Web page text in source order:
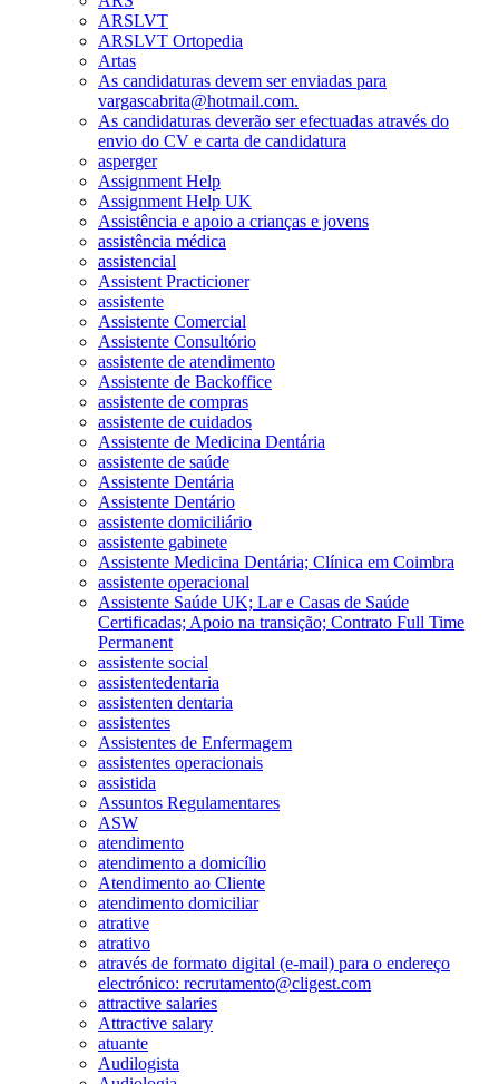
ARSLVT
ARSLVT Ortopedia
Artas
As candidaturas devem ser enviadas para
vargascabrita@hotmail.com.
As candidaturas deverão ser efectuadas através do
envio do CV e carta de candidatura
asperger
Assignment Help
Assignment Help UK
Assistência e apoio a crianças e jovens
assistência médica
assistencial
Assistent Practicioner
assistente
Assistente Comercial
Assistente Consultório
assistente de atendimento
Assistente de Backoffice
assistente de compras
assistente de cuidados
Assistente de Medicina Dentária
assistente de saúde
Assistente Dentária
Assistente Dentário
assistente domiciliário
assistente gabinete
Assistente Medicina Dentária; Clínica em Coimbra
assistente operacional
Assistente Saúde UK; Lar e Casas de Saúde
Certificadas; Apoio na transição; Contrato Full Time
Permanent
assistente social
assistentedentaria
assistenten dentaria
assistentes
Assistentes de Enfermagem
assistentes operacionais
assistida
Assuntos Regulamentares
ASW
atendimento
atendimento a domicílio
Atendimento ao Cliente
atendimento domiciliar
atrative
atrativo
através de formato digital (e-mail) para o endereço
electrónico: recrutamento@cligest.com
attractive salaries
Attractive salary
atuante
Audilogista